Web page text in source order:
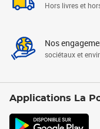
Hors livres et
Nos
sociétaux et
Applications La